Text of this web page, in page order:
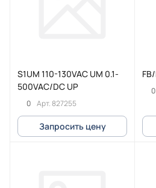
S1UM 110-130VAC UM 0.1-
500VAC/DC UP
0 Арт.827255
Запросить цену
0